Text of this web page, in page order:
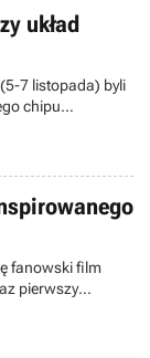
układ
7 listopada) byli
chipu
kartą
uwieczniona
fanowski film
pierwszy
nowy